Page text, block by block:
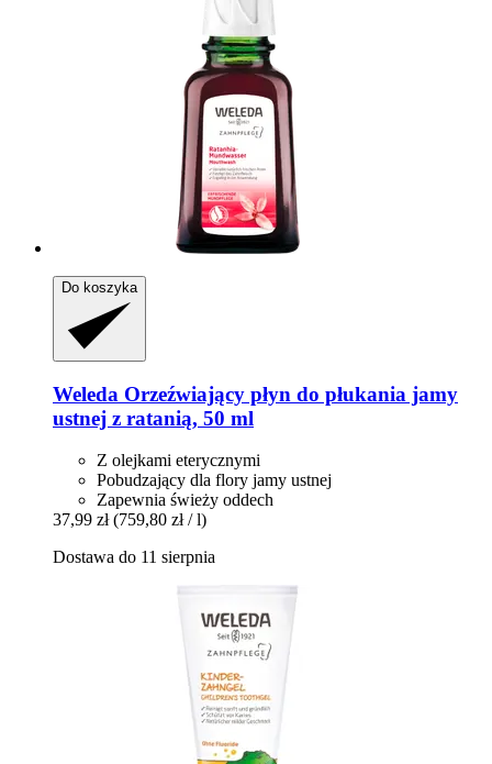
Do koszyka
Weleda Orzeźwiający płyn do płukania jamy
ustnej z ratanią, 50 ml
Z olejkami eterycznymi
Pobudzający dla flory jamy ustnej
Zapewnia świeży oddech
37,99 zł (759,80 zł / l)
Dostawa do 11 sierpnia